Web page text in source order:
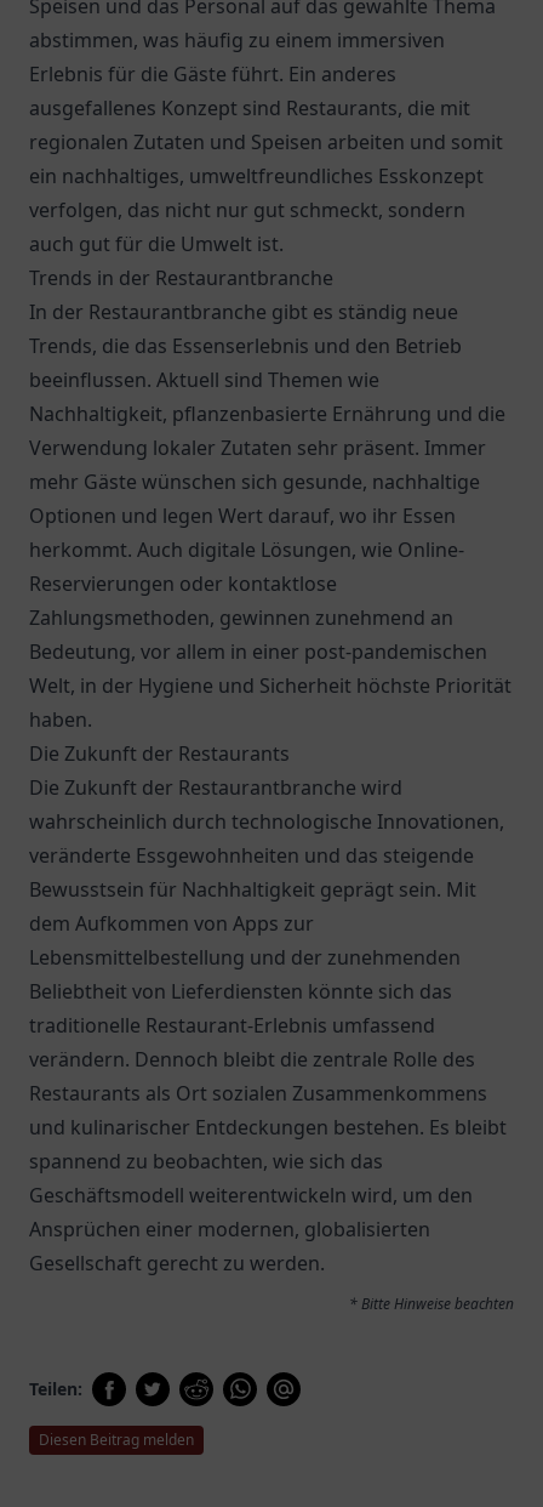
Speisen und das Personal auf das gewählte Thema
abstimmen, was häufig zu einem immersiven
Erlebnis für die Gäste führt. Ein anderes
ausgefallenes Konzept sind Restaurants, die mit
regionalen Zutaten und Speisen arbeiten und somit
ein nachhaltiges, umweltfreundliches Esskonzept
verfolgen, das nicht nur gut schmeckt, sondern
auch gut für die Umwelt ist.
Trends in der Restaurantbranche
In der Restaurantbranche gibt es ständig neue
Trends, die das Essenserlebnis und den Betrieb
beeinflussen. Aktuell sind Themen wie
Nachhaltigkeit, pflanzenbasierte Ernährung und die
Verwendung lokaler Zutaten sehr präsent. Immer
mehr Gäste wünschen sich gesunde, nachhaltige
Optionen und legen Wert darauf, wo ihr Essen
herkommt. Auch digitale Lösungen, wie Online-
Reservierungen oder kontaktlose
Zahlungsmethoden, gewinnen zunehmend an
Bedeutung, vor allem in einer post-pandemischen
Welt, in der Hygiene und Sicherheit höchste Priorität
haben.
Die Zukunft der Restaurants
Die Zukunft der Restaurantbranche wird
wahrscheinlich durch technologische Innovationen,
veränderte Essgewohnheiten und das steigende
Bewusstsein für Nachhaltigkeit geprägt sein. Mit
dem Aufkommen von Apps zur
Lebensmittelbestellung und der zunehmenden
Beliebtheit von Lieferdiensten könnte sich das
traditionelle Restaurant-Erlebnis umfassend
verändern. Dennoch bleibt die zentrale Rolle des
Restaurants als Ort sozialen Zusammenkommens
und kulinarischer Entdeckungen bestehen. Es bleibt
spannend zu beobachten, wie sich das
Geschäftsmodell weiterentwickeln wird, um den
Ansprüchen einer modernen, globalisierten
Gesellschaft gerecht zu werden.
* Bitte Hinweise beachten
Teilen:
Diesen Beitrag melden